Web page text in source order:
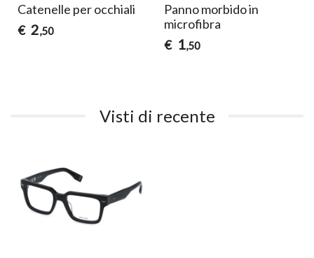
Catenelle per occhiali
€ 2,50
Panno morbido in
microfibra
€ 1,50
Visti di recente